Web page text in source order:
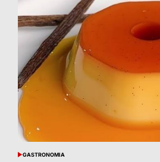
POSTED
GASTRONOMIA